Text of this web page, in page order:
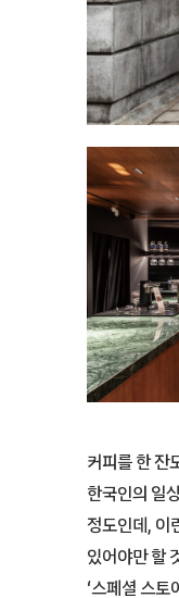
커피를 한 잔
한국인의 일
정도인데, 이
있어야만 할
‘스페셜 스토